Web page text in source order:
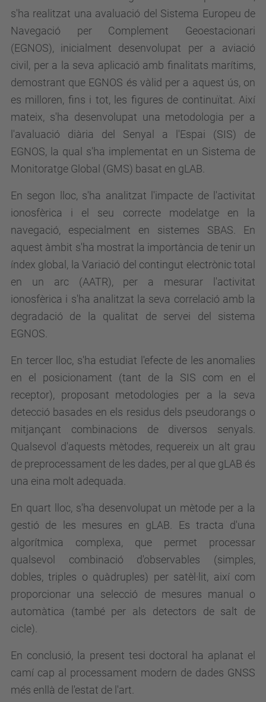
s'ha realitzat una avaluació del Sistema Europeu de
Navegació per Complement Geoestacionari
(EGNOS), inicialment desenvolupat per a aviació
civil, per a la seva aplicació amb finalitats marítims,
demostrant que EGNOS és vàlid per a aquest ús, on
es milloren, fins i tot, les figures de continuïtat. Així
mateix, s'ha desenvolupat una metodologia per a
l'avaluació diària del Senyal a l'Espai (SIS) de
EGNOS, la qual s'ha implementat en un Sistema de
Monitoratge Global (GMS) basat en gLAB.
En segon lloc, s'ha analitzat l'impacte de l'activitat
ionosfèrica i el seu correcte modelatge en la
navegació, especialment en sistemes SBAS. En
aquest àmbit s'ha mostrat la importància de tenir un
índex global, la Variació del contingut electrònic total
en un arc (AATR), per a mesurar l'activitat
ionosfèrica i s'ha analitzat la seva correlació amb la
degradació de la qualitat de servei del sistema
EGNOS.
En tercer lloc, s'ha estudiat l'efecte de les anomalies
en el posicionament (tant de la SIS com en el
receptor), proposant metodologies per a la seva
detecció basades en els residus dels pseudorangs o
mitjançant combinacions de diversos senyals.
Qualsevol d'aquests mètodes, requereix un alt grau
de preprocessament de les dades, per al que gLAB és
una eina molt adequada.
En quart lloc, s'ha desenvolupat un mètode per a la
gestió de les mesures en gLAB. Es tracta d'una
algorítmica complexa, que permet processar
qualsevol combinació d'observables (simples,
dobles, triples o quàdruples) per satèl·lit, així com
proporcionar una selecció de mesures manual o
automàtica (també per als detectors de salt de
cicle).
En conclusió, la present tesi doctoral ha aplanat el
camí cap al processament modern de dades GNSS
més enllà de l'estat de l'art.